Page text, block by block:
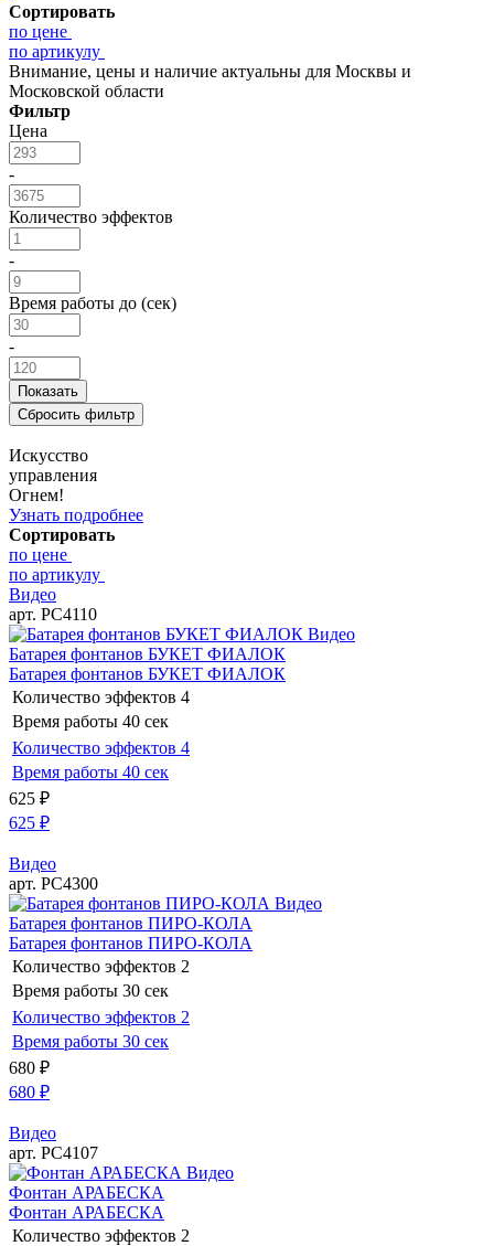
Сортировать
по цене
по артикулу
Внимание, цены и наличие актуальны для Москвы и
Московской области
Фильтр
Цена
-
Количество эффектов
-
Время работы до (сек)
-
Искусство
управления
Огнем!
Узнать подробнее
Сортировать
по цене
по артикулу
Видео
арт. РС4110
Видео
Батарея фонтанов БУКЕТ ФИАЛОК
Батарея фонтанов БУКЕТ ФИАЛОК
Количество эффектов 4
Время работы 40 сек
Количество эффектов 4
Время работы 40 сек
625 ₽
625 ₽
Видео
арт. РС4300
Видео
Батарея фонтанов ПИРО-КОЛА
Батарея фонтанов ПИРО-КОЛА
Количество эффектов 2
Время работы 30 сек
Количество эффектов 2
Время работы 30 сек
680 ₽
680 ₽
Видео
арт. РС4107
Видео
Фонтан АРАБЕСКА
Фонтан АРАБЕСКА
Количество эффектов 2